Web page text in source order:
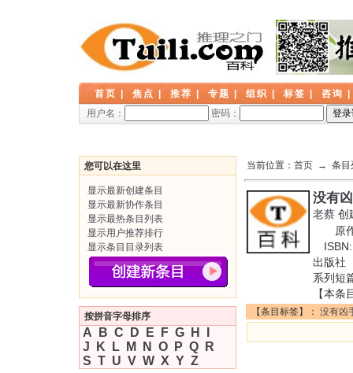
首页 焦点 推荐 专题 组织 标签 咨询
用户名：
密码：
您可以在这里
显示最新创建条目
显示最新协作条目
显示最热条目列表
显示用户推荐排行
显示条目目录列表
按拼音字母排序
A B C D E F G H
J
K L M N O P Q
R
S T U V W X Y Z
当前位置： 首页 → 条目
没有
老蔡 创
原作
出版
系列短
【本条
【条目标签】： 没有凶